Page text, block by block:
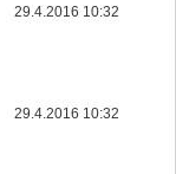
29.4.2016 10:32
29.4.2016 10:32